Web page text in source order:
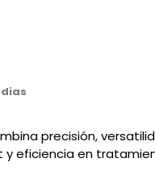
dias
precisión,
eficiencia en